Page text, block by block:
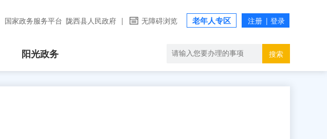
国家政务服务平台 陇西县人民政府 | 无障碍浏览 老年人专区
阳光政务 搜索